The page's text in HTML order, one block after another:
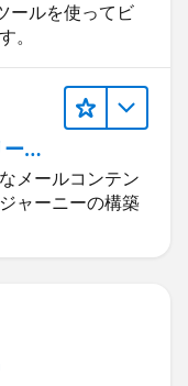
ールを使ってビ
。
ス
メールコンテン
ャーニーの構築